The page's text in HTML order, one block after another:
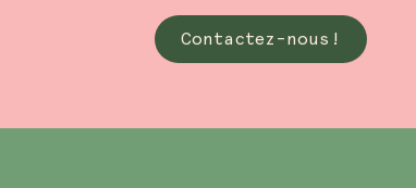
Contactez-nous!